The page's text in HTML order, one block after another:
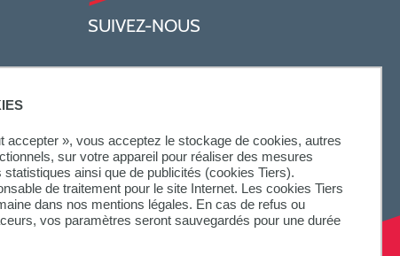
accepter », vous acceptez le stockage de cookies, autres
sur votre appareil pour réaliser des mesures
statistiques ainsi que de publicités (cookies Tiers).
de traitement pour le site Internet. Les cookies Tiers
dans nos mentions légales. En cas de refus ou
vos paramètres seront sauvegardés pour une durée
SUIVEZ-NOUS